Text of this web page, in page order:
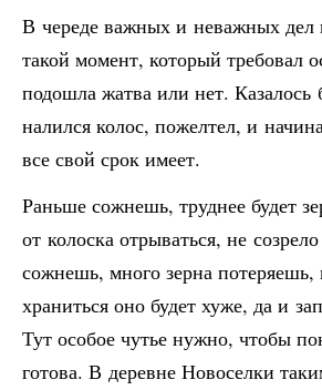
В череде важных и неважных дел
такой момент, который требовал
подошла жатва или нет. Казалось
налился колос, пожелтел, и
все свой срок имеет.
Раньше сожнешь, труднее будет
от колоска отрываться, не
сожнешь, много зерна
храниться оно будет хуже, да и
Тут особое чутье нужно, чтобы
готова. В деревне Новоселки